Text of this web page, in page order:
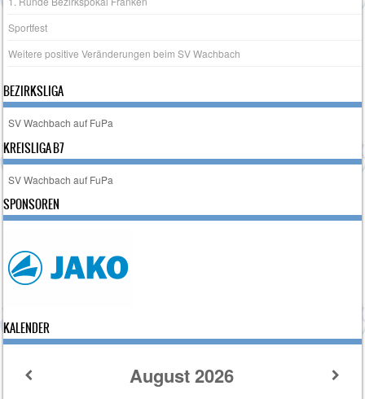
Sportfest
Weitere positive Veränderungen beim SV Wachbach
BEZIRKSLIGA
SV Wachbach auf FuPa
KREISLIGA B7
SV Wachbach auf FuPa
SPONSOREN
KALENDER
August 2026